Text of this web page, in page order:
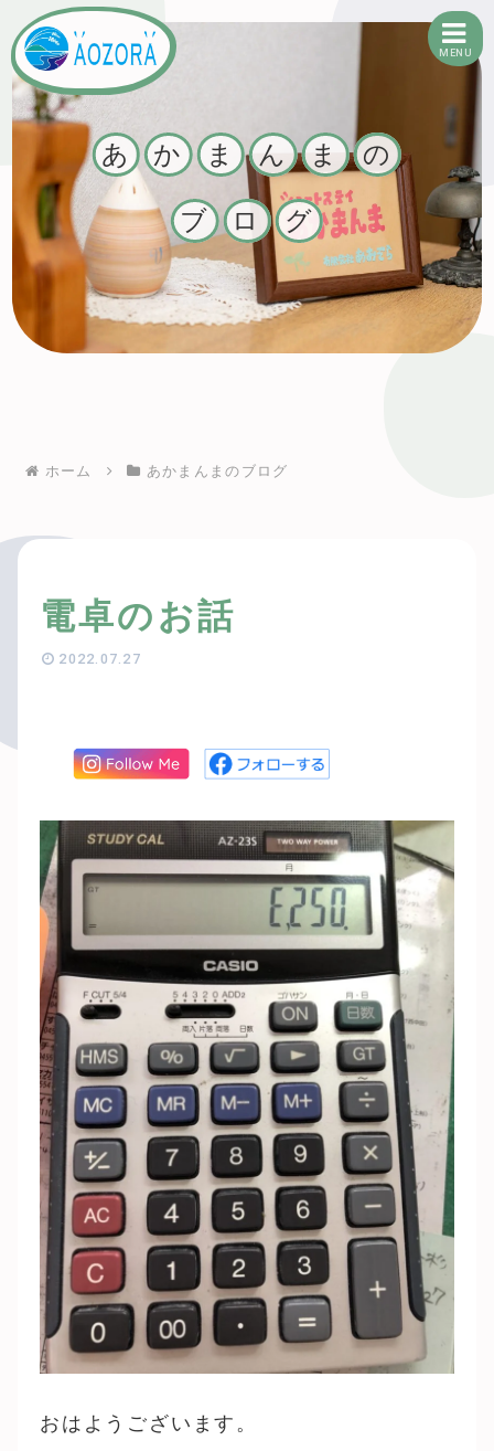
あ か ま ん ま の
ブ ロ グ
ホーム あかまんまのブログ
電卓のお話
2022.07.27
おはようございます。
MENU